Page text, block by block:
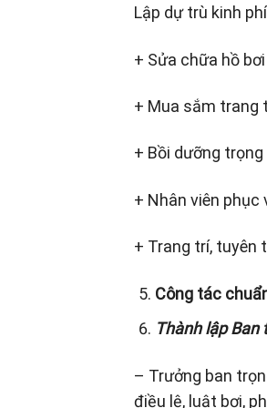
Lập dự trù kinh
+ Sửa chữa hồ bơi
+ Mua sắm trang
+ Bồi dưỡng
+ Nhân viên phục
+ Trang trí, tuyên
Công tác
Thành lập Ban
– Trưởng ban
điều lệ, luật bơi,